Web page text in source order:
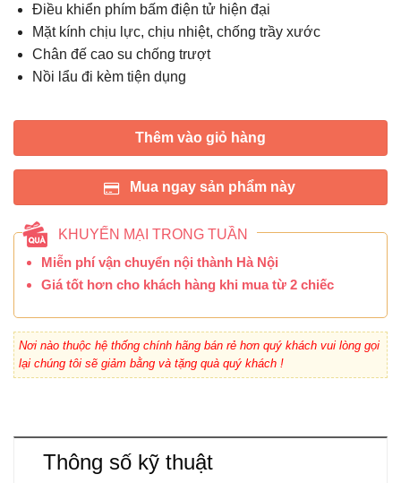
Điều khiển phím bấm điện tử hiện đại
Mặt kính chịu lực, chịu nhiệt, chống trầy xước
Chân đế cao su chống trượt
Nồi lẩu đi kèm tiện dụng
Thêm vào giỏ hàng
Mua ngay sản phẩm này
KHUYẾN MẠI TRONG TUẦN
Miễn phí vận chuyển nội thành Hà Nội
Giá tốt hơn cho khách hàng khi mua từ 2 chiếc
Nơi nào thuộc hệ thống chính hãng bán rẻ hơn quý khách vui lòng gọi
lại chúng tôi sẽ giảm bằng và tặng quà quý khách !
Thông số kỹ thuật